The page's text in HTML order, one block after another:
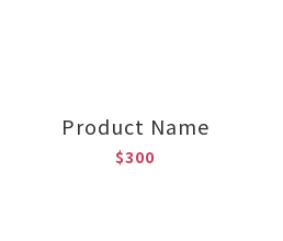
Product Name
$300